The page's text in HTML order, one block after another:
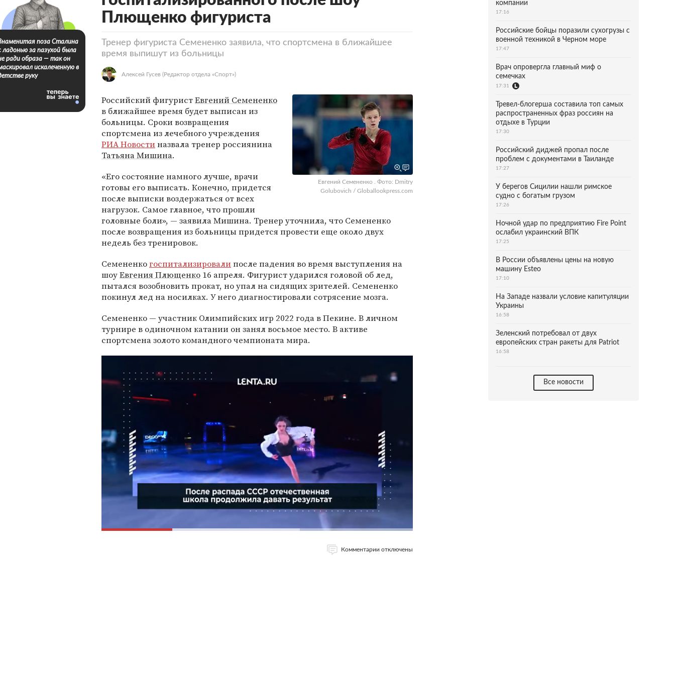
Плющенко фигуриста
Тренер фигуриста Семененко заявила, что спортсмена в ближайшее
время выпишут из больницы
Алексей Гусев (Редактор отдела «Спорт»)
Евгений Семененко . Фото: Dmitry
Golubovich / Globallookpress.com
Российский фигуристЕвгений Семененко
в ближайшее время будет выписан из
больницы. Сроки возвращения
спортсмена из лечебного учреждения
РИА Новостиназвала тренер россиянина
Татьяна Мишина.
«Его состояние намного лучше, врачи
готовы его выписать. Конечно, придется
после выписки воздержаться от всех
нагрузок. Самое главное, что прошли
головные боли», — заявила Мишина. Тренер уточнила, что Семененко
после возвращения из больницы придется провести еще около двух
недель без тренировок.
Семененкогоспитализировалипосле падения во время выступления на
шоуЕвгения Плющенко 16 апреля. Фигурист ударился головой об лед,
пытался возобновить прокат, но упал на сидящих зрителей. Семененко
покинул лед на носилках. У него диагностировали сотрясение мозга.
Семененко — участник Олимпийских игр 2022 года в Пекине. В личном
турнире в одиночном катании он занял восьмое место. В активе
спортсмена золото командного чемпионата мира.
Комментарии отключены
поза Сталина
ладонью за пазухой была
ради образа — так он
искалеченную в
руку
компании
17:16
Российские бойцы поразили сухогрузы с
военной техникой в Черном море
17:47
Врач опровергла главный миф о
семечках
17:31
Тревел-блогерша составила топ самых
распространенных фраз россиян на
отдыхе в Турции
17:30
Российский диджей пропал после
проблем с документами в Таиланде
17:27
У берегов Сицилии нашли римское
судно с богатым грузом
17:26
Ночной удар по предприятию Fire Point
ослабил украинский ВПК
17:25
В России объявлены цены на новую
машину Esteo
17:10
На Западе назвали условие капитуляции
Украины
16:58
Зеленский потребовал от двух
европейских стран ракеты для Patriot
16:58
Все новости